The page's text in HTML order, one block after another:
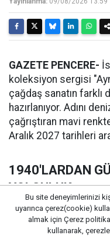
GAZETE PENCERE-
koleksiyon sergisi
çağdaş sanatın farklı
hazırlanıyor. Adını
çağrıştıran mavi
Aralık 2027 tarihleri
1940'LARDAN
YOLCULUK
Çelenk Bafra ve
hazırlanan sergi,
Bu site deneyimlerinizi
uyarınca çerez(cookie)
almak için Çerez
kullanarak,